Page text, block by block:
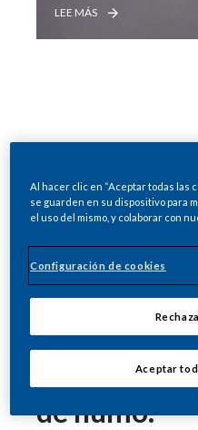
LEE MÁS
es la
Philip
Argentina.
sobre cómo
diseñando
de humo.
Al hacer clic en “Aceptar todas las
se guarden en su dispositivo para
el uso del mismo, y colaborar con
Configuración de cookies
Aceptar